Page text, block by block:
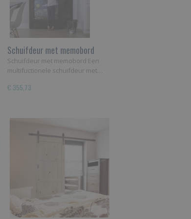
Schuifdeur met memobord
Schuifdeur met memobord Een
multifuctionele schuifdeur met…
€ 355,73